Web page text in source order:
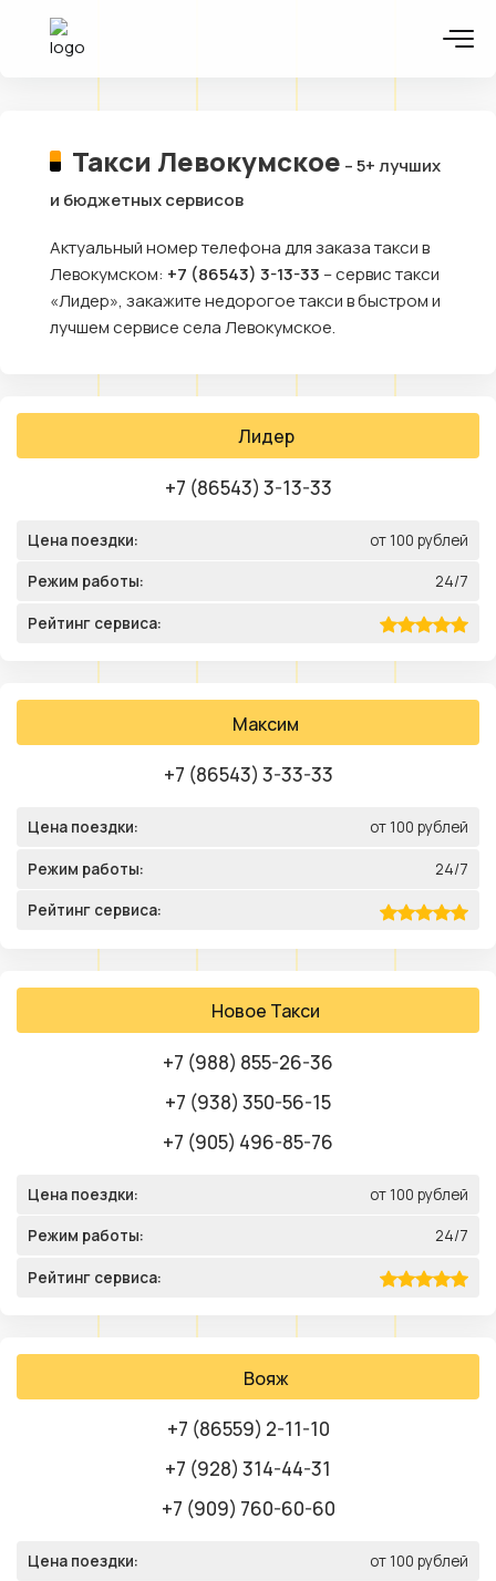
Такси Левокумское – 5+ лучших
и бюджетных сервисов
Актуальный номер телефона для заказа такси в
Левокумском: +7 (86543) 3-13-33 – сервис такси
«Лидер», закажите недорогое такси в быстром и
лучшем сервисе села Левокумское.
Лидер
+7 (86543) 3-13-33
Цена поездки: от 100 рублей
Режим работы: 24/7
Рейтинг сервиса:
Максим
+7 (86543) 3-33-33
Цена поездки: от 100 рублей
Режим работы: 24/7
Рейтинг сервиса:
Новое Такси
+7 (988) 855-26-36
+7 (938) 350-56-15
+7 (905) 496-85-76
Цена поездки: от 100 рублей
Режим работы: 24/7
Рейтинг сервиса:
Вояж
+7 (86559) 2-11-10
+7 (928) 314-44-31
+7 (909) 760-60-60
Цена поездки: от 100 рублей